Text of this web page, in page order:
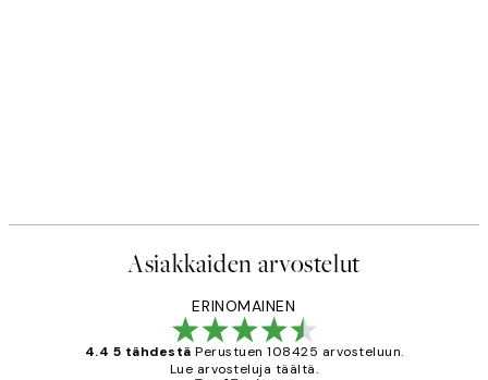
Asiakkaiden arvostelut
ERINOMAINEN
4.4 5 tähdestä Perustuen 108425 arvosteluun.
Lue arvosteluja täältä.